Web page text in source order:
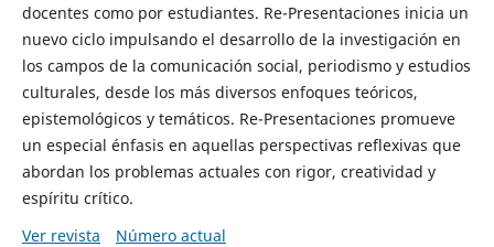
docentes como por estudiantes. Re-Presentaciones inicia un
nuevo ciclo impulsando el desarrollo de la investigación en
los campos de la comunicación social, periodismo y estudios
culturales, desde los más diversos enfoques teóricos,
epistemológicos y temáticos. Re-Presentaciones promueve
un especial énfasis en aquellas perspectivas reflexivas que
abordan los problemas actuales con rigor, creatividad y
espíritu crítico.
Ver revista
Número actual